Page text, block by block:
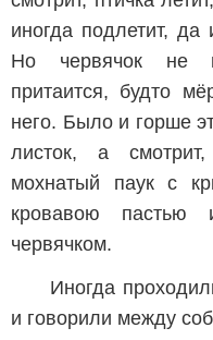
иногда подлетит, да
Но червячок не
притаится, будто
него. Было и горше
листок, а
мохнатый паук с
кровавою пастью
червячком.
Иногда
и говорили между